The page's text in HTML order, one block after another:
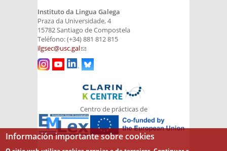
Instituto da Lingua Galega
Praza da Universidade, 4
15782 Santiago de Compostela
Teléfono: (+34) 881 812 815
ilgsec@usc.gal(link sends e-mail)
Centro de prácticas de
Información importante sobre cookies